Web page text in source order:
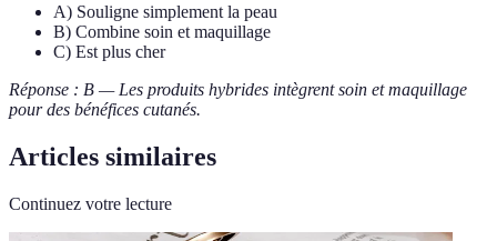
A) Souligne simplement la peau
B) Combine soin et maquillage
C) Est plus cher
Réponse : B — Les produits hybrides intègrent soin et maquillage
pour des bénéfices cutanés.
Articles similaires
Continuez votre lecture